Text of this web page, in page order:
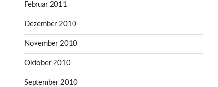
Februar 2011
Dezember 2010
November 2010
Oktober 2010
September 2010